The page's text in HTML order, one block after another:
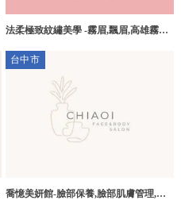
法柔極致紋繡美學 -霧眉,飄眉,高雄霧眉,
台中市
喬憶美妍館-臉部保養,臉部肌膚管理,台